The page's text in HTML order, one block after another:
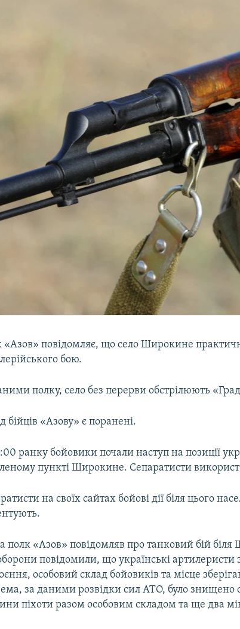
«Азов» повідомляє, що село Широкине
бою.
полку, село без перерви обстрілюють
бійців «Азову» є поранені.
ранку бойовики почали наступ на позиції
пункті Широкине. Сепаратисти
на своїх сайтах бойові дії біля цього
полк «Азов» повідомляв про танковий бій
повідомили, що українські артилеристи
особовий склад бойовиків та місце
за даними розвідки сил АТО, було знищено
піхоти разом особовим складом та ще два